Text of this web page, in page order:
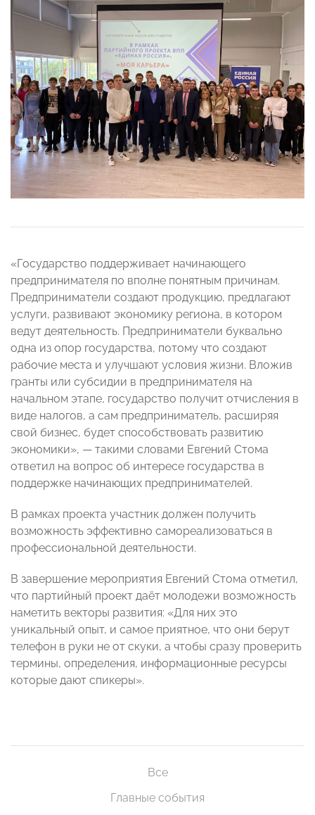
«Государство поддерживает начинающего
предпринимателя по вполне понятным причинам.
Предприниматели создают продукцию, предлагают
услуги, развивают экономику региона, в котором
ведут деятельность. Предприниматели буквально
одна из опор государства, потому что создают
рабочие места и улучшают условия жизни. Вложив
гранты или субсидии в предпринимателя на
начальном этапе, государство получит отчисления в
виде налогов, а сам предприниматель, расширяя
свой бизнес, будет способствовать развитию
экономики», — такими словами Евгений Стома
ответил на вопрос об интересе государства в
поддержке начинающих предпринимателей.
В рамках проекта участник должен получить
возможность эффективно самореализоваться в
профессиональной деятельности.
В завершение мероприятия Евгений Стома отметил,
что партийный проект даёт молодежи возможность
наметить векторы развития: «Для них это
уникальный опыт, и самое приятное, что они берут
телефон в руки не от скуки, а чтобы сразу проверить
термины, определения, информационные ресурсы
которые дают спикеры».
Все
Главные события